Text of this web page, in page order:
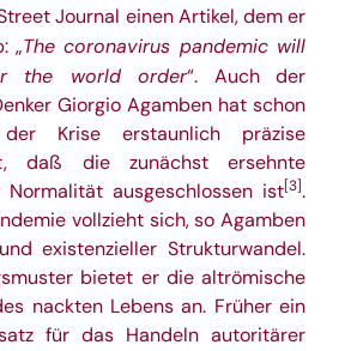
Journal einen Artikel, dem er
„The coronavirus pandemic will
the world order“. Auch der
Giorgio Agamben hat schon
Krise erstaunlich präzise
daß die zunächst ersehnte
Normalität ausgeschlossen ist[3].
vollzieht sich, so Agamben
existenzieller Strukturwandel.
bietet er die altrömische
nackten Lebens an. Früher ein
für das Handeln autoritärer